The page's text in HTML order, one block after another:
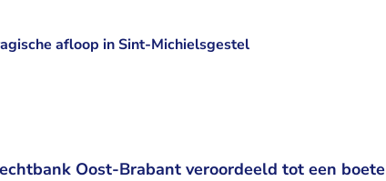
afloop in Sint-Michielsgestel
Oost-Brabant veroordeeld tot een boete